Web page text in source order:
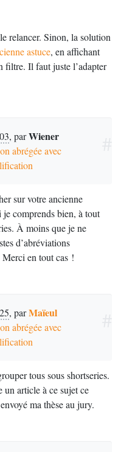
relancer. Sinon, la solution
astuce, en affichant
filtre. Il faut juste l’adapter
, parWiener
abrégée avec
sur votre ancienne
comprends bien, à tout
À moins que je ne
d’abréviations
en tout cas !
, parMaïeul
abrégée avec
tous sous shortseries.
un article à ce sujet ce
ma thèse au jury.